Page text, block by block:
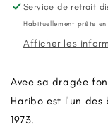
120g
x30
Service de retrait
Habituellement prête
Afficher les
Avec sa dragée
Haribo est l'un des
1973.